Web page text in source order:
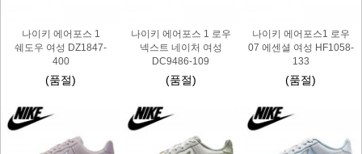
나이키 에어포스 1
쉐도우 여성 DZ1847-
400
(품절)
나이키 에어포스 1 로우
넥스트 네이처 여성
DC9486-109
(품절)
나이키 에어포스1 로우
07 에센셜 여성 HF1058-
133
(품절)